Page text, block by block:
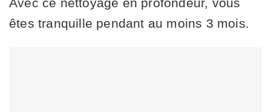
Avec ce nettoyage en profondeur, vous
êtes tranquille pendant au moins 3 mois.